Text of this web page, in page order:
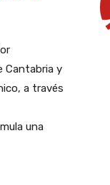
Cantabria y
a través
una